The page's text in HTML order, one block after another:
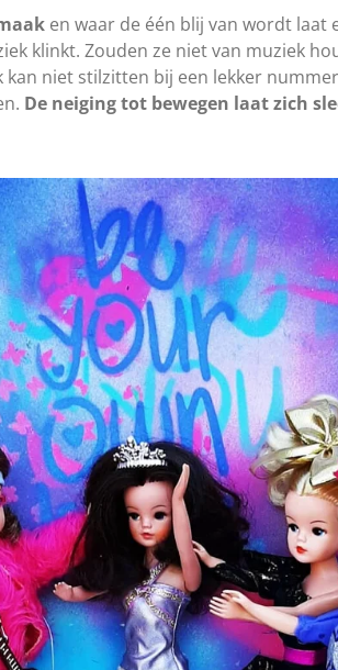
en waar de één blij van wordt laat
klinkt. Zouden ze niet van muziek
niet stilzitten bij een lekker
De neiging tot bewegen laat zich